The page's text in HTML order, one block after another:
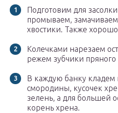
Подготовим для
промываем,
хвостики. Также
Колечками нарезаем
режем зубчики
В каждую банку
смородины, кусочек
зелень, а для большей
корень хрена.